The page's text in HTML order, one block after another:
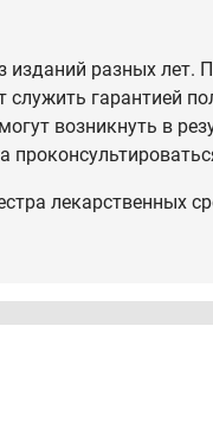
изданий разных лет.
гарантией
возникнуть в
лекарственных